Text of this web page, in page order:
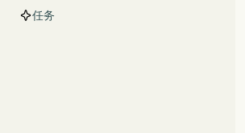
任务